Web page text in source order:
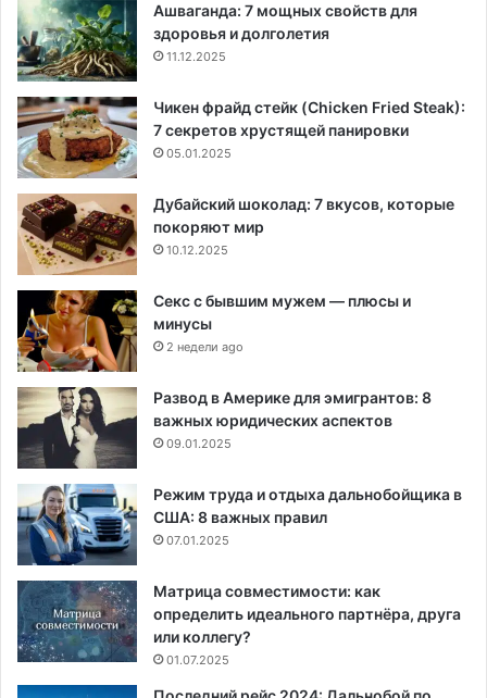
Ашваганда: 7 мощных свойств для
здоровья и долголетия
11.12.2025
Чикен фрайд стейк (Chicken Fried Steak):
7 секретов хрустящей панировки
05.01.2025
Дубайский шоколад: 7 вкусов, которые
покоряют мир
10.12.2025
Секс с бывшим мужем — плюсы и
минусы
2 недели ago
Развод в Америке для эмигрантов: 8
важных юридических аспектов
09.01.2025
Режим труда и отдыха дальнобойщика в
США: 8 важных правил
07.01.2025
Матрица совместимости: как
определить идеального партнёра, друга
или коллегу?
01.07.2025